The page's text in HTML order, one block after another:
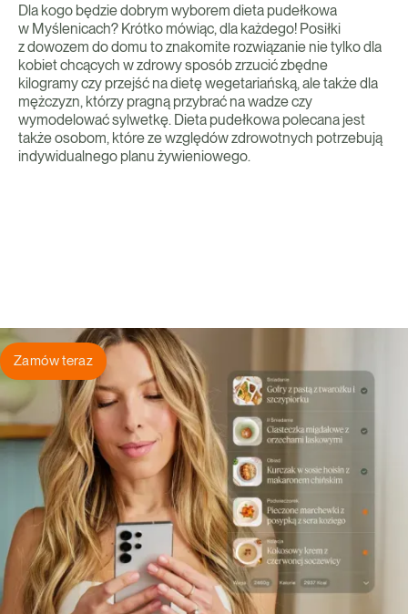
Dla kogo będzie dobrym wyborem dieta pudełkowa
w Myślenicach? Krótko mówiąc, dla każdego! Posiłki
z dowozem do domu to znakomite rozwiązanie nie tylko dla
kobiet chcących w zdrowy sposób zrzucić zbędne
kilogramy czy przejść na dietę wegetariańską, ale także dla
mężczyzn, którzy pragną przybrać na wadze czy
wymodelować sylwetkę. Dieta pudełkowa polecana jest
także osobom, które ze względów zdrowotnych potrzebują
indywidualnego planu żywieniowego.
Zamów teraz